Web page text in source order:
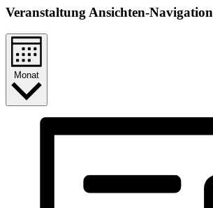
Veranstaltung Ansichten-Navigation
Monat